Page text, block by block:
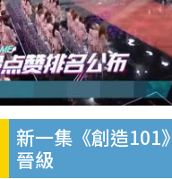
新一集《創造101
晉級